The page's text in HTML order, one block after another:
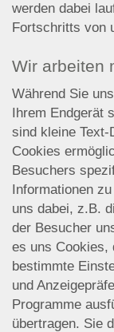
werden dabei
Fortschritts von
Wir arbeiten
Während Sie
Ihrem Endgerät
sind kleine Text-
Cookies
Besuchers
Informationen
uns dabei, z.B.
der Besucher
es uns Cookies,
bestimmte
und
Programme
übertragen. Sie